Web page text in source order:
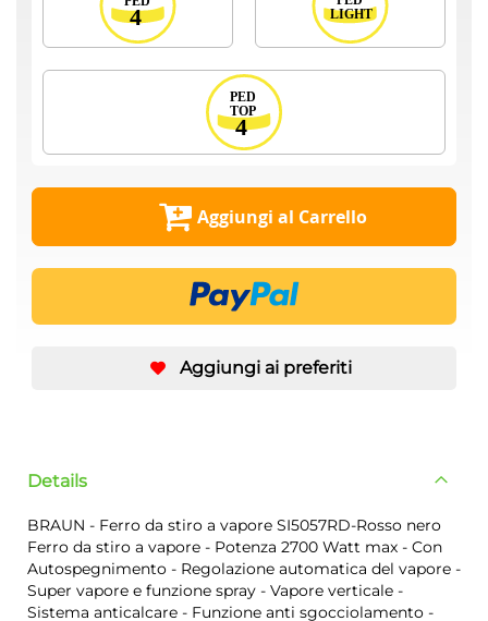
Aggiungi al Carrello
Aggiungi ai preferiti
Details
BRAUN - Ferro da stiro a vapore SI5057RD-Rosso nero
Ferro da stiro a vapore - Potenza 2700 Watt max - Con
Autospegnimento - Regolazione automatica del vapore -
Super vapore e funzione spray - Vapore verticale -
Sistema anticalcare - Funzione anti sgocciolamento -